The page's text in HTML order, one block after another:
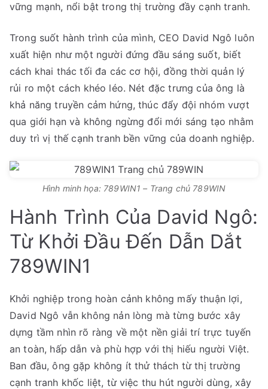
vững mạnh, nổi bật trong thị trường đầy cạnh tranh.
Trong suốt hành trình của mình, CEO David Ngô luôn
xuất hiện như một người đứng đầu sáng suốt, biết
cách khai thác tối đa các cơ hội, đồng thời quản lý
rủi ro một cách khéo léo. Nét đặc trưng của ông là
khả năng truyền cảm hứng, thúc đẩy đội nhóm vượt
qua giới hạn và không ngừng đổi mới sáng tạo nhằm
duy trì vị thế cạnh tranh bền vững của doanh nghiệp.
Hình minh họa: 789WIN1 – Trang chủ 789WIN
Hành Trình Của David Ngô:
Từ Khởi Đầu Đến Dẫn Dắt
789WIN1
Khởi nghiệp trong hoàn cảnh không mấy thuận lợi,
David Ngô vẫn không nản lòng mà từng bước xây
dựng tầm nhìn rõ ràng về một nền giải trí trực tuyến
an toàn, hấp dẫn và phù hợp với thị hiếu người Việt.
Ban đầu, ông gặp không ít thử thách từ thị trường
cạnh tranh khốc liệt, từ việc thu hút người dùng, xây